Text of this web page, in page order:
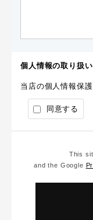
個人情報の取り扱い
当店の個人情報保
同意する
This
and the Google